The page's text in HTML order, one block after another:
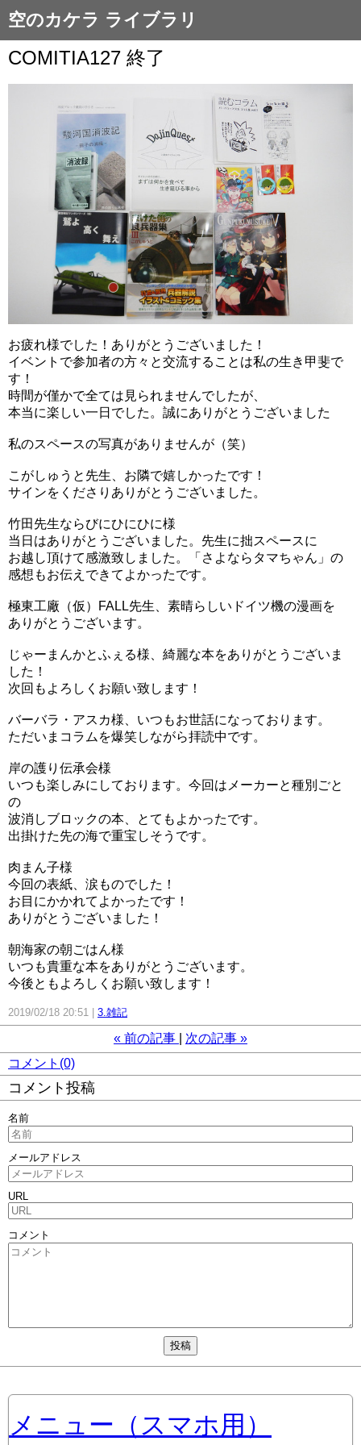
空のカケラ ライブラリ
COMITIA127 終了
お疲れ様でした！ありがとうございました！
イベントで参加者の方々と交流することは私の生き甲斐で
す！
時間が僅かで全ては見られませんでしたが、
本当に楽しい一日でした。誠にありがとうございました
私のスペースの写真がありませんが（笑）
こがしゅうと先生、お隣で嬉しかったです！
サインをくださりありがとうございました。
竹田先生ならびにひにひに様
当日はありがとうございました。先生に拙スペースに
お越し頂けて感激致しました。「さよならタマちゃん」の
感想もお伝えできてよかったです。
極東工廠（仮）FALL先生、素晴らしいドイツ機の漫画を
ありがとうございます。
じゃーまんかとふぇる様、綺麗な本をありがとうございま
した！
次回もよろしくお願い致します！
バーバラ・アスカ様、いつもお世話になっております。
ただいまコラムを爆笑しながら拝読中です。
岸の護り伝承会様
いつも楽しみにしております。今回はメーカーと種別ごと
の
波消しブロックの本、とてもよかったです。
出掛けた先の海で重宝しそうです。
肉まん子様
今回の表紙、涙ものでした！
お目にかかれてよかったです！
ありがとうございました！
朝海家の朝ごはん様
いつも貴重な本をありがとうございます。
今後ともよろしくお願い致します！
2019/02/18 20:51 3.雑記
« 前の記事 次の記事 »
コメント(0)
コメント投稿
名前
メールアドレス
URL
コメント
メニュー（スマホ用）